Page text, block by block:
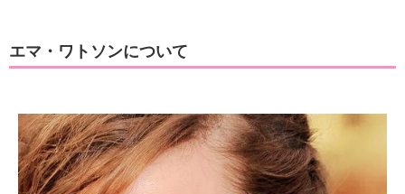
エマ・ワトソンについて